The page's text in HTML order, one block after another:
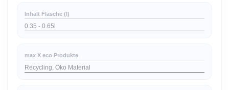
Inhalt Flasche (l)
0.35 - 0.65l
max X eco Produkte
Recycling, Öko Material